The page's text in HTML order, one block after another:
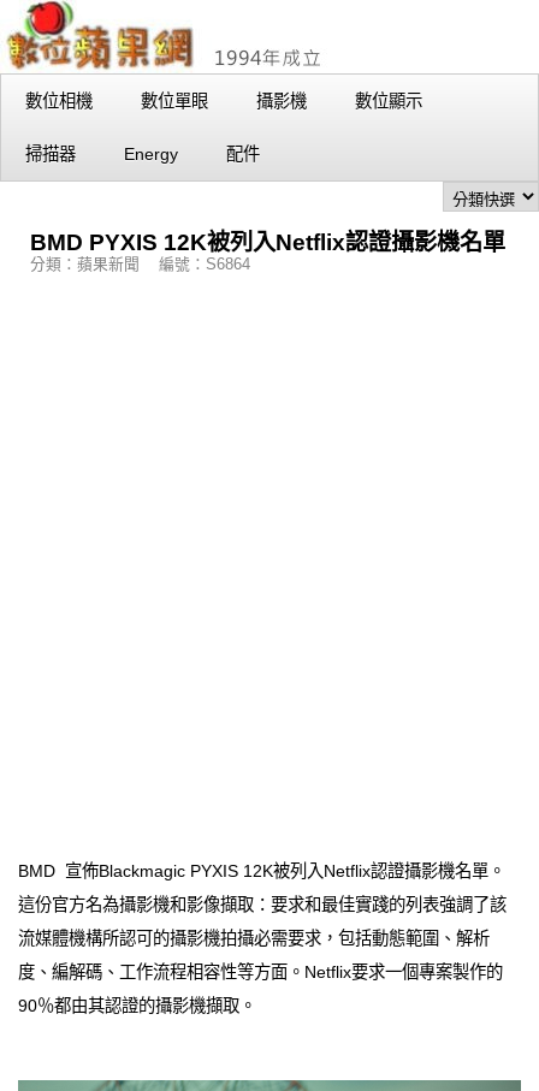
數位相機 數位單眼 攝影機 數位顯示
掃描器 Energy 配件
BMD PYXIS 12K被列入Netflix認證攝影機名單
分類：蘋果新聞 編號：S6864
BMD 宣佈Blackmagic PYXIS 12K被列入Netflix認證攝影機名單。
這份官方名為攝影機和影像擷取：要求和最佳實踐的列表強調了該
流媒體機構所認可的攝影機拍攝必需要求，包括動態範圍、解析
度、編解碼、工作流程相容性等方面。Netflix要求一個專案製作的
90％都由其認證的攝影機擷取。